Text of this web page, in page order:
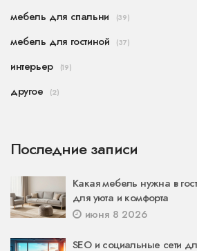
мебель для спальни (39)
мебель для гостиной (37)
интерьер (19)
другое (2)
Последние записи
Какая мебель нужна в
для уюта и комфорта
июня 8 2026
SEO и социальные сети